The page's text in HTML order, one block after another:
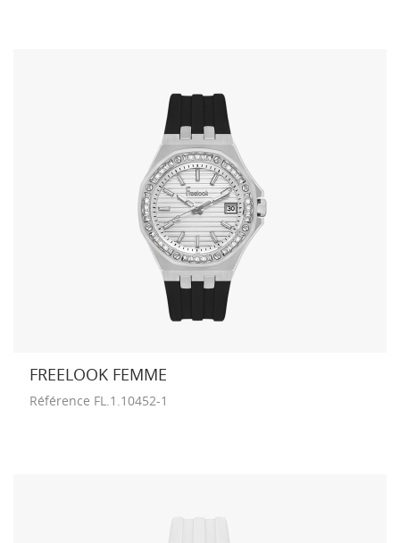
FREELOOK FEMME
Référence FL.1.10452-1